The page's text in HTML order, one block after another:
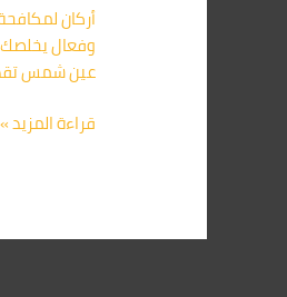
أركان
وفعال
عين شمس
قراءة المزيد »